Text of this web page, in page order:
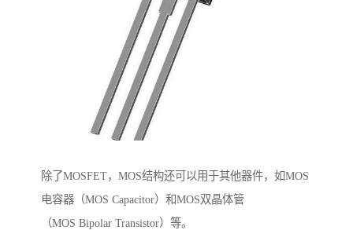
除了MOSFET，MOS结构还可以用于其他器件，如MOS
电容器（MOS Capacitor）和MOS双晶体管
（MOS Bipolar Transistor）等。